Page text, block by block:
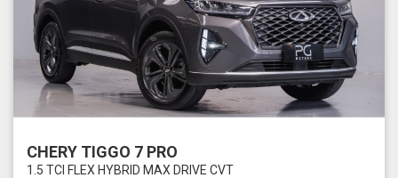
CHERY TIGGO 7 PRO
1.5 TCI FLEX HYBRID MAX DRIVE CVT